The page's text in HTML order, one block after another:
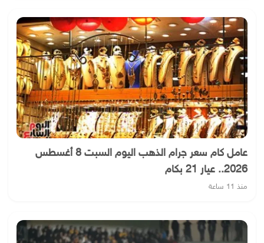
عامل كام سعر جرام الذهب اليوم السبت 8 أغسطس
2026.. عيار 21 بكام
منذ 11 ساعة